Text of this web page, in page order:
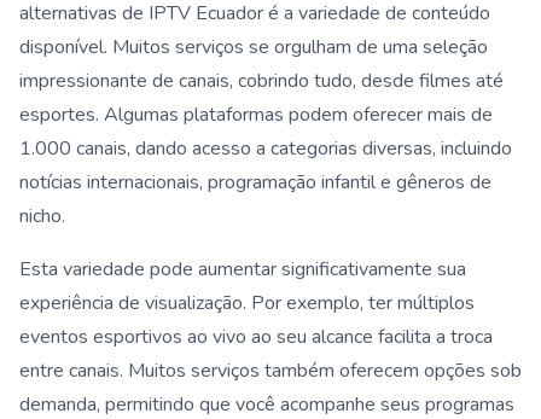
alternativas de IPTV Ecuador é a variedade de conteúdo
disponível. Muitos serviços se orgulham de uma seleção
impressionante de canais, cobrindo tudo, desde filmes até
esportes. Algumas plataformas podem oferecer mais de
1.000 canais, dando acesso a categorias diversas, incluindo
notícias internacionais, programação infantil e gêneros de
nicho.
Esta variedade pode aumentar significativamente sua
experiência de visualização. Por exemplo, ter múltiplos
eventos esportivos ao vivo ao seu alcance facilita a troca
entre canais. Muitos serviços também oferecem opções sob
demanda, permitindo que você acompanhe seus programas